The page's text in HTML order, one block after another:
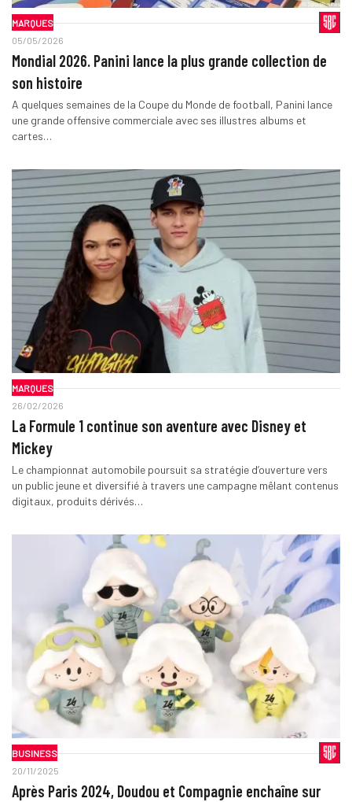
MARQUES
05/05/2026
Mondial 2026. Panini lance la plus grande collection de
son histoire
A quelques semaines de la Coupe du Monde de football, Panini lance
une grande offensive commerciale avec ses illustres albums et
cartes…
MARQUES
26/02/2026
La Formule 1 continue son aventure avec Disney et
Mickey
Le championnat automobile poursuit sa stratégie d’ouverture vers
un public jeune et diversifié à travers une campagne mêlant contenus
digitaux, produits dérivés…
BUSINESS
20/11/2025
Après Paris 2024, Doudou et Compagnie enchaîne sur